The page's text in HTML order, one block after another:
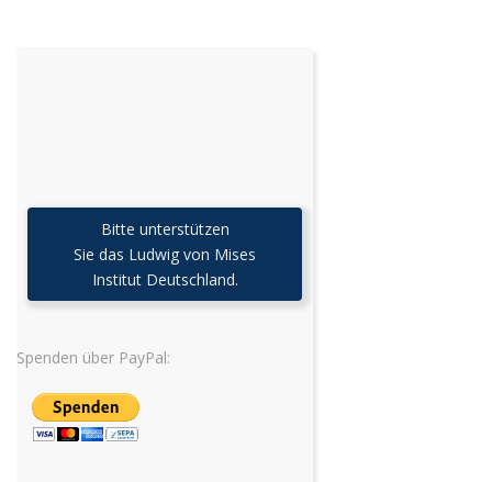
Bitte unterstützen
Sie das Ludwig von Mises
Institut Deutschland.
Spenden über PayPal: